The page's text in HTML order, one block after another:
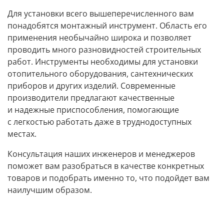
Для установки всего вышеперечисленного вам
понадобятся монтажный инструмент. Область его
применения необычайно широка и позволяет
проводить много разновидностей строительных
работ. Инструменты необходимы для установки
отопительного оборудования, сантехнических
приборов и других изделий. Современные
производители предлагают качественные
и надежные приспособления, помогающие
с легкостью работать даже в труднодоступных
местах.
Консультация наших инженеров и менеджеров
поможет вам разобраться в качестве конкретных
товаров и подобрать именно то, что подойдет вам
наилучшим образом.